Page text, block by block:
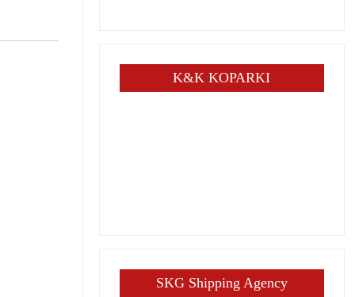
K&K KOPARKI
SKG Shipping Agency